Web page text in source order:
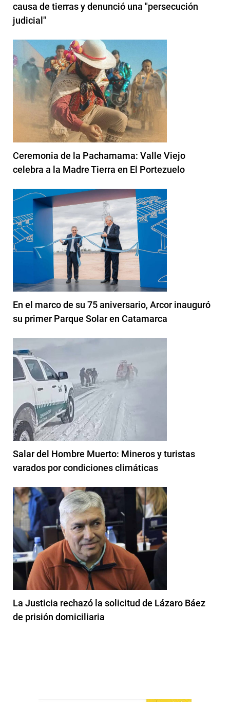
causa de tierras y denunció una "persecución
judicial"
Ceremonia de la Pachamama: Valle Viejo
celebra a la Madre Tierra en El Portezuelo
En el marco de su 75 aniversario, Arcor inauguró
su primer Parque Solar en Catamarca
Salar del Hombre Muerto: Mineros y turistas
varados por condiciones climáticas
La Justicia rechazó la solicitud de Lázaro Báez
de prisión domiciliaria